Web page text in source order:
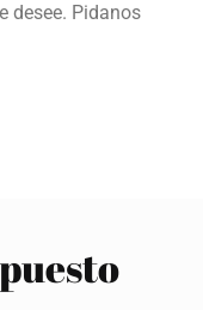
desee. Pidanos